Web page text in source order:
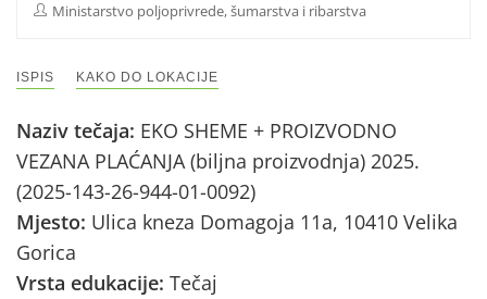
Ministarstvo poljoprivrede, šumarstva i ribarstva
ISPIS KAKO DO LOKACIJE
Naziv tečaja: EKO SHEME + PROIZVODNO
VEZANA PLAĆANJA (biljna proizvodnja) 2025.
(2025-143-26-944-01-0092)
Mjesto: Ulica kneza Domagoja 11a, 10410 Velika
Gorica
Vrsta edukacije: Tečaj